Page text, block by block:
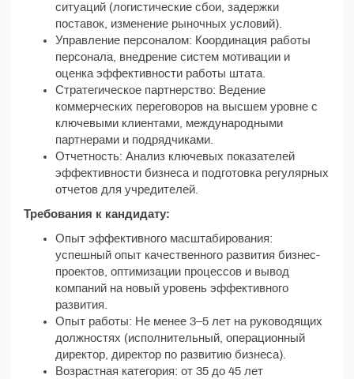
ситуаций (логистические сбои, задержки
поставок, изменение рыночных условий).
Управление персоналом: Координация работы
персоналa, внедрение систем мотивации и
оценка эффективности работы штата.
Стратегическое партнерство: Ведение
коммерческих переговоров на высшем уровне с
ключевыми клиентами, международными
партнерами и подрядчиками.
Отчетность: Анализ ключевых показателей
эффективности бизнеса и подготовка регулярных
отчетов для учредителей.
Требования к кандидату:
Опыт эффективного масштабирования:
успешный опыт качественного развития бизнес-
проектов, оптимизации процессов и вывод
компаний на новый уровень эффективного
развития.
Опыт работы: Не менее 3–5 лет на руководящих
должностях (исполнительный, операционный
директор, директор по развитию бизнеса).
Возрастная категория: от 35 до 45 лет